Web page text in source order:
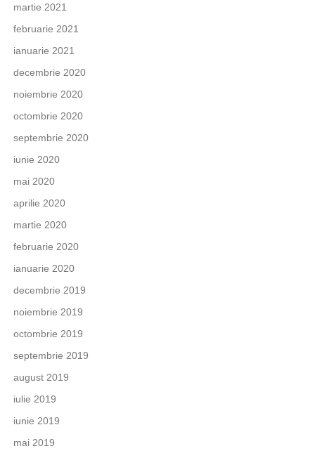
martie 2021
februarie 2021
ianuarie 2021
decembrie 2020
noiembrie 2020
octombrie 2020
septembrie 2020
iunie 2020
mai 2020
aprilie 2020
martie 2020
februarie 2020
ianuarie 2020
decembrie 2019
noiembrie 2019
octombrie 2019
septembrie 2019
august 2019
iulie 2019
iunie 2019
mai 2019